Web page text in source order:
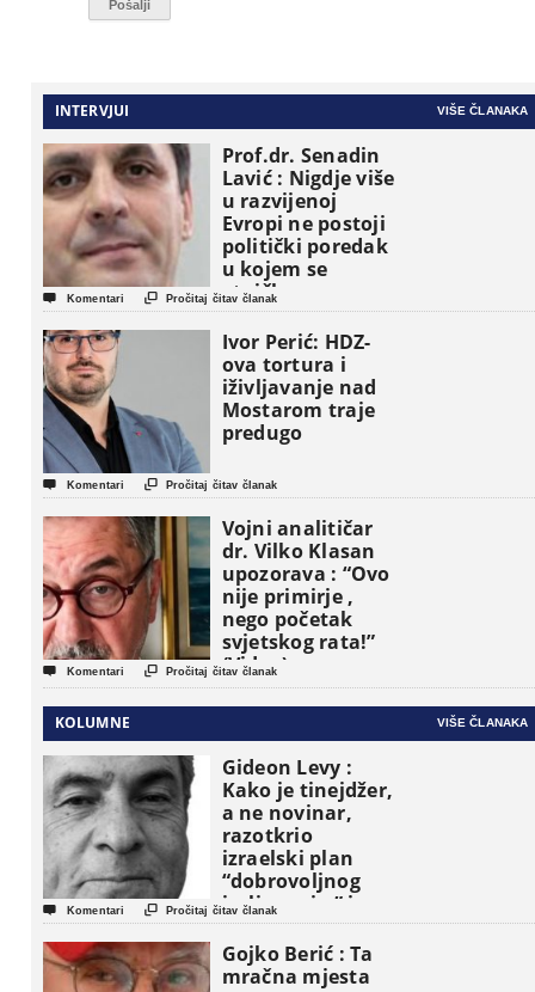
INTERVJUI VIŠE ČLANAKA
Prof.dr. Senadin
Lavić : Nigdje više
u razvijenoj
Evropi ne postoji
politički poredak
u kojem se
etničke grupe
pojavljuju kao
osnovne
političke jedinice
 Komentari  Pročitaj čitav članak
Ivor Perić: HDZ-
ova tortura i
iživljavanje nad
Mostarom traje
predugo
 Komentari  Pročitaj čitav članak
Vojni analitičar
dr. Vilko Klasan
upozorava : “Ovo
nije primirje ,
nego početak
svjetskog rata!”
(Video)
 Komentari  Pročitaj čitav članak
KOLUMNE VIŠE ČLANAKA
Gideon Levy :
Kako je tinejdžer,
a ne novinar,
razotkrio
izraelski plan
“dobrovoljnog
iseljavanja ” iz
Gaze
 Komentari  Pročitaj čitav članak
Gojko Berić : Ta
mračna mjesta